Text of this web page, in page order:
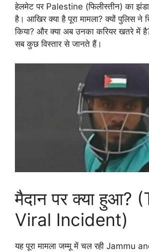
हेलमेट पर Palestine (फिलीस्तीन) का
है। आखिर क्या है पूरा मामला? क्यों पुलिस ने
किया? और क्या अब उनका करियर खतरे में
सब कुछ विस्तार से जानते हैं।
मैदान पर क्या हुआ?
Viral Incident)
यह पूरा मामला जम्मू में चल रही Jammu